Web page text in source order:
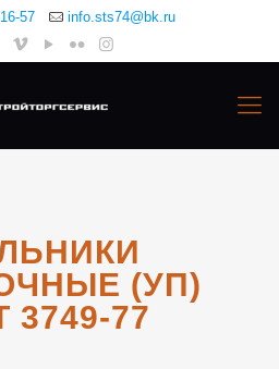
57 info.sts74@bk.ru
(УП)
3749-77